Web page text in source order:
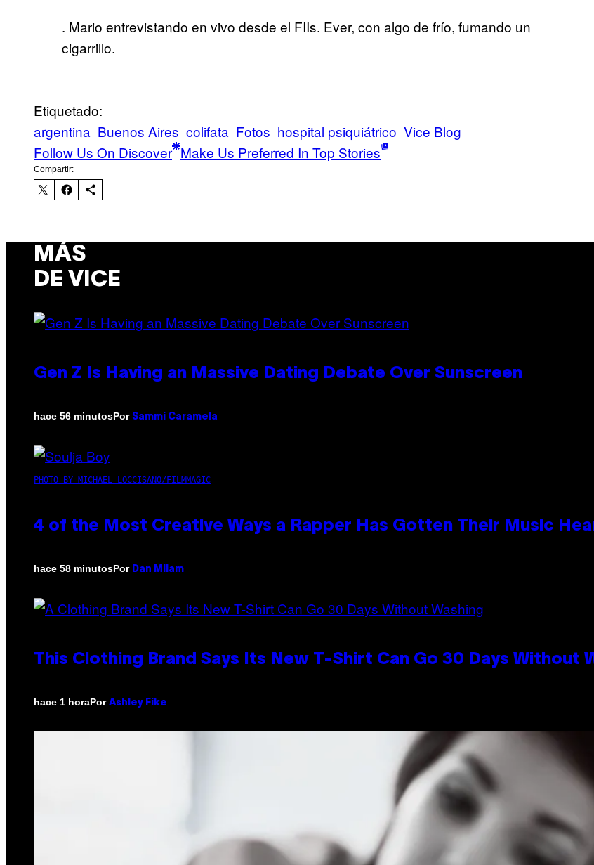
. Mario entrevistando en vivo desde el FIIs. Ever, con algo de frío, fumando un
cigarrillo.
Etiquetado:
argentina Buenos Aires colifata Fotos hospital psiquiátrico Vice Blog
Follow Us On Discover Make Us Preferred In Top Stories
Compartir:
MÁS
DE VICE
Gen Z Is Having an Massive Dating Debate Over Sunscreen
hace 56 minutosPor Sammi Caramela
PHOTO BY MICHAEL LOCCISANO/FILMMAGIC
4 of the Most Creative Ways a Rapper Has Gotten Their Music
hace 58 minutosPor Dan Milam
This Clothing Brand Says Its New T-Shirt Can Go 30 Days Without
hace 1 horaPor Ashley Fike